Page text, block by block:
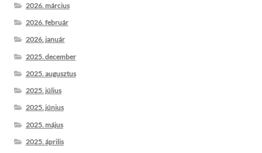
2026. március
2026. február
2026. január
2025. december
2025. augusztus
2025. július
2025. június
2025. május
2025. április